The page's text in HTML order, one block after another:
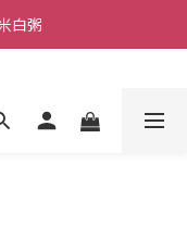
白粥
惠券
白粥